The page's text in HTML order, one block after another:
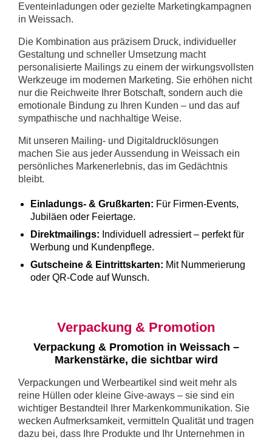
Eventeinladungen oder gezielte Marketingkampagnen
in Weissach.
Die Kombination aus präzisem Druck, individueller
Gestaltung und schneller Umsetzung macht
personalisierte Mailings zu einem der wirkungsvollsten
Werkzeuge im modernen Marketing. Sie erhöhen nicht
nur die Reichweite Ihrer Botschaft, sondern auch die
emotionale Bindung zu Ihren Kunden – und das auf
sympathische und nachhaltige Weise.
Mit unseren Mailing- und Digitaldrucklösungen
machen Sie aus jeder Aussendung in Weissach ein
persönliches Markenerlebnis, das im Gedächtnis
bleibt.
Einladungs- & Grußkarten: Für Firmen-Events,
Jubiläen oder Feiertage.
Direktmailings: Individuell adressiert – perfekt für
Werbung und Kundenpflege.
Gutscheine & Eintrittskarten: Mit Nummerierung
oder QR-Code auf Wunsch.
Verpackung & Promotion
Verpackung & Promotion in Weissach –
Markenstärke, die sichtbar wird
Verpackungen und Werbeartikel sind weit mehr als
reine Hüllen oder kleine Give-aways – sie sind ein
wichtiger Bestandteil Ihrer Markenkommunikation. Sie
wecken Aufmerksamkeit, vermitteln Qualität und tragen
dazu bei, dass Ihre Produkte und Ihr Unternehmen in